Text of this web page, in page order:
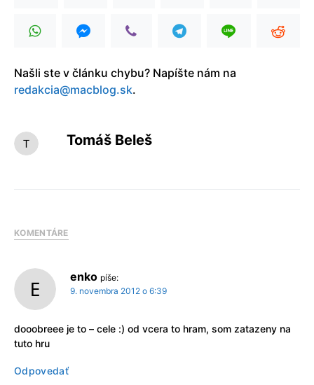
Našli ste v článku chybu? Napíšte nám na
redakcia@macblog.sk.
Tomáš Beleš
KOMENTÁRE
enko píše:
9. novembra 2012 o 6:39
dooobreee je to – cele :) od vcera to hram, som zatazeny na
tuto hru
Odpovedať